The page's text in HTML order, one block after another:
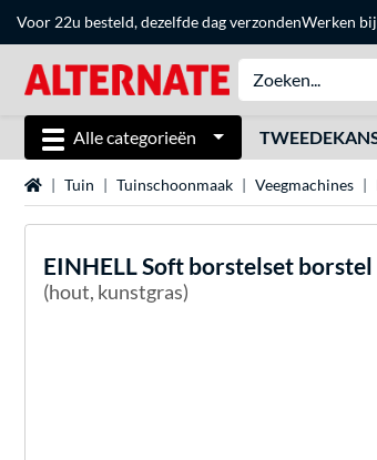
Voor 22u besteld, dezelfde dag verzondenWerken
Alle categorieën
HomeTuin Tuinschoonmaak Veegmachines
EINHELLSoft borstelset borstel
(hout, kunstgras)